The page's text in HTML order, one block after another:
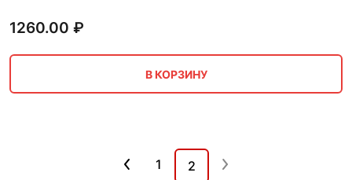
1260.00 ₽
В КОРЗИНУ
1 2